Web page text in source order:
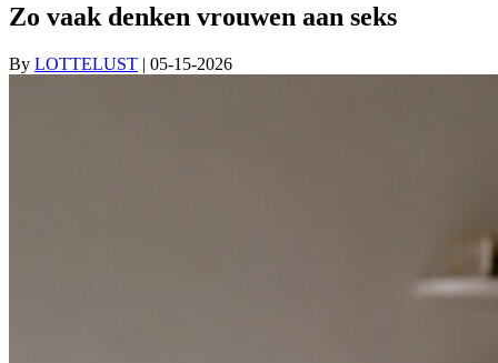
Zo vaak denken vrouwen aan seks
By LOTTELUST | 05-15-2026